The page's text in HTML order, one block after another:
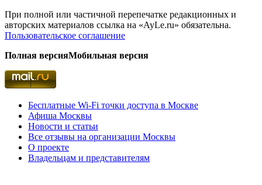
При полной или частичной перепечатке редакционных и
авторских материалов ссылка на «AyLe.ru» обязательна.
Пользовательское соглашение
Полная версияМобильная версия
Бесплатные Wi-Fi точки доступа в Москве
Афиша Москвы
Новости и статьи
Все отзывы на организации Москвы
О проекте
Владельцам и представителям